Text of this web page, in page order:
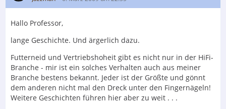
Hallo Professor,
lange Geschichte. Und ärgerlich dazu.
Futterneid und Vertriebshoheit gibt es nicht nur in der HiFi-
Branche - mir ist ein solches Verhalten auch aus meiner
Branche bestens bekannt. Jeder ist der Größte und gönnt
dem anderen nicht mal den Dreck unter den Fingernägeln!
Weitere Geschichten führen hier aber zu weit . . .